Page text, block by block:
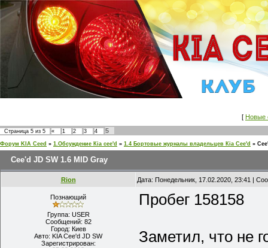
[ Новые
Страница 5 из 5 « 1 2 3 4 5
Форум KIA Ceed » 1.Обсуждение Кia cee'd » 1.4 Бортовые журналы владельцев Кia Cee'd »
Cee'd JD SW 1.6 MID Gray
Rion Дата: Понедельник, 17.02.2020, 23:41 |
Познающий
Группа: USER
Сообщений: 82
Город: Киев
Авто: KIA Cee'd JD SW
Зарегистрирован:
Пробег 158158
Заметил, что не